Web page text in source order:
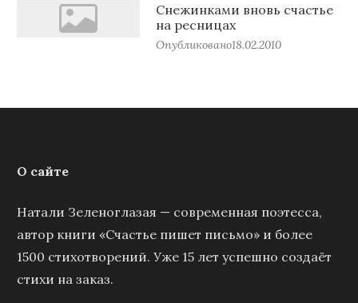
Снежинками вновь счастье
на ресницах
Опубликовано18.02.2010
О сайте
Натали Зеленоглазая — современная поэтесса,
автор книги «Счастье пишет письмо» и более
1500 стихотворений. Уже 15 лет успешно создаёт
стихи на заказ.